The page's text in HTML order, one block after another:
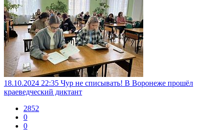
18.10.2024 22:35 Чур не списывать! В Воронеже прошёл
краеведческий диктант
2852
0
0